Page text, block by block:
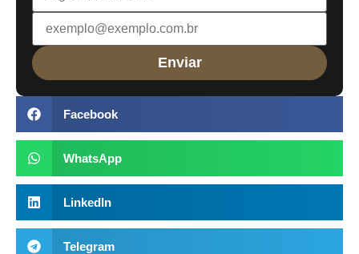
Facebook
WhatsApp
LinkedIn
Telegram